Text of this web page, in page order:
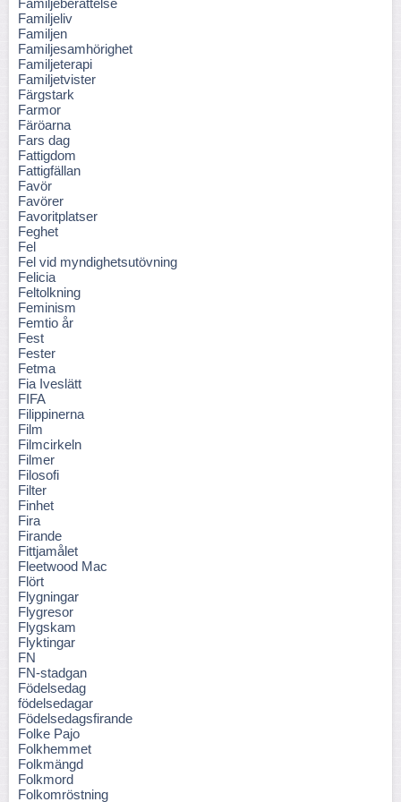
Familjeberättelse
Familjeliv
Familjen
Familjesamhörighet
Familjeterapi
Familjetvister
Färgstark
Farmor
Färöarna
Fars dag
Fattigdom
Fattigfällan
Favör
Favörer
Favoritplatser
Feghet
Fel
Fel vid myndighetsutövning
Felicia
Feltolkning
Feminism
Femtio år
Fest
Fester
Fetma
Fia Iveslätt
FIFA
Filippinerna
Film
Filmcirkeln
Filmer
Filosofi
Filter
Finhet
Fira
Firande
Fittjamålet
Fleetwood Mac
Flört
Flygningar
Flygresor
Flygskam
Flyktingar
FN
FN-stadgan
Födelsedag
födelsedagar
Födelsedagsfirande
Folke Pajo
Folkhemmet
Folkmängd
Folkmord
Folkomröstning